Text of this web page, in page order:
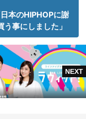
本のHIPHOPに謝
事にしました」